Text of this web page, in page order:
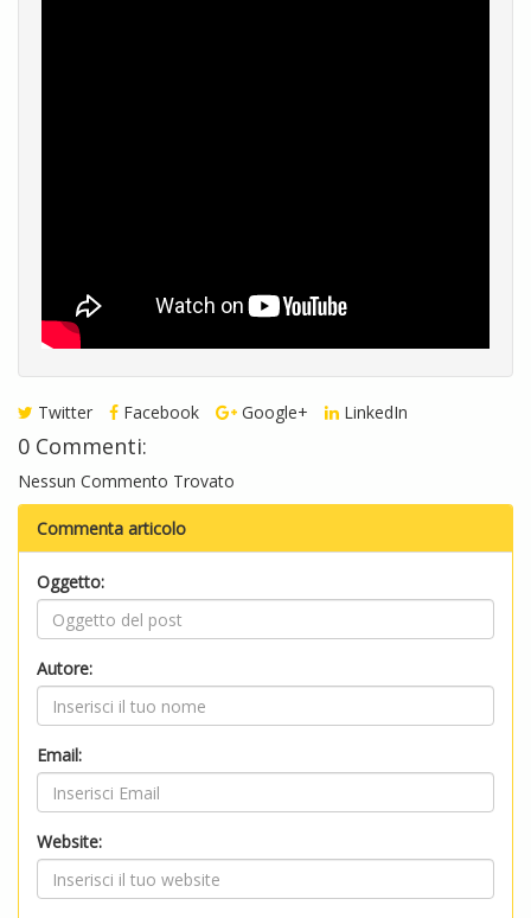
Twitter Facebook Google+ LinkedIn
0 Commenti:
Nessun Commento Trovato
Commenta articolo
Oggetto:
Autore:
Email:
Website: